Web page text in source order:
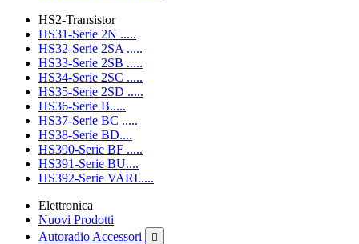
HS2-Transistor
HS31-Serie 2N .....
HS32-Serie 2SA .....
HS33-Serie 2SB .....
HS34-Serie 2SC .....
HS35-Serie 2SD .....
HS36-Serie B.....
HS37-Serie BC .....
HS38-Serie BD....
HS390-Serie BF .....
HS391-Serie BU....
HS392-Serie VARI.....
Elettronica
Nuovi Prodotti
Autoradio Accessori
